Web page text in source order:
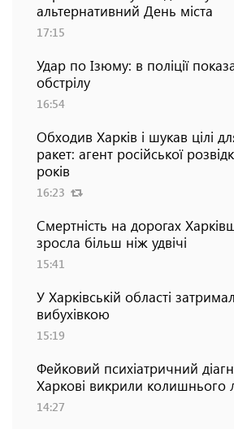
альтернативний День міста
17:15
Удар по Ізюму: в поліції
обстрілу
16:54
Обходив Харків і шукав цілі
ракет: агент російської
років
16:23
Смертність на дорогах
зросла більш ніж удвічі
15:41
У Харківській області
вибухівкою
15:19
Фейковий психіатричний
Харкові викрили колишнього
14:27